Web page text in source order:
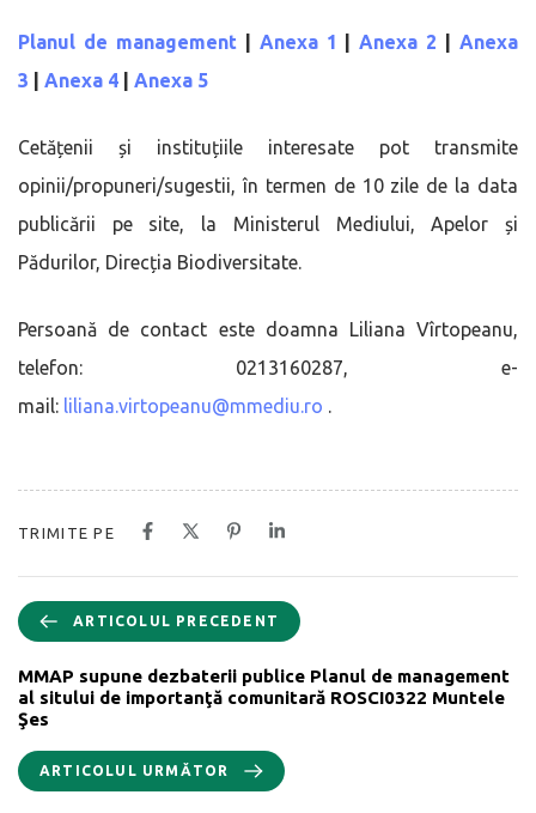
Planul de management| Anexa 1 |Anexa 2 |Anexa
3
Anexa 4 Anexa 5
Cetățenii și instituțiile interesate pot transmite
opinii/propuneri/sugestii, în termen de 10 zile de la data
publicării pe site, la Ministerul Mediului, Apelor și
Pădurilor, Direcția Biodiversitate.
Persoană de contact este doamna Liliana Vîrtopeanu,
telefon: 0213160287, e-
mail: liliana.virtopeanu@mmediu.ro .
TRIMITE PE
ARTICOLUL PRECEDENT
MMAP supune dezbaterii publice Planul de management
al sitului de importanţă comunitară ROSCI0322 Muntele
Şes
ARTICOLUL URMĂTOR